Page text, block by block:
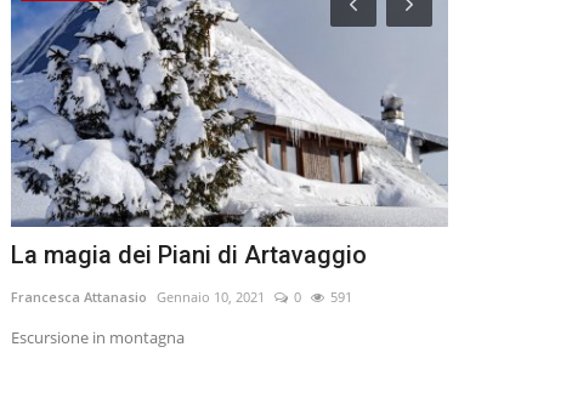
La magia dei Piani di Artavaggio
Francesca Attanasio Gennaio 10, 2021 0 591
Escursione in montagna